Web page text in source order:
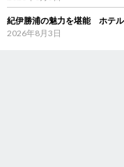
紀伊勝浦の魅力を堪能 ホテ
2026年8月3日